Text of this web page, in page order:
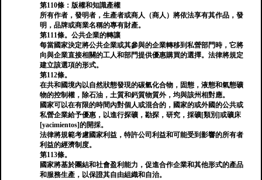
第110條：版權和知識產權
所有作者，發明者，生產者或商人（商人）將依法享有其作品，發
明，品牌或商業名稱的專有財產。
第111條。公共企業的轉讓
每當國家決定將公共企業或其參與的企業轉移到私營部門時，它將
向與企業直接相關的工人和部門提供優惠購買的選擇。法律將規定
建立該選項的形式。
第112條。
在共和國境內以自然狀態發現的碳氫化合物，固態，液態和氣態礦
物的控制權，除石油，土質和鈣質物質外，均與該州相對應。
國家可以在有限的時間內對個人或混合的，國家的或外國的公共或
私營企業給予優惠，以進行探礦，勘探，研究，採礦[類別]或礦床
[yacimientos]的開採。
法律將規範考慮國家利益，特許公司利益和可能受到影響的所有者
利益的經濟制度。
第113條。
國家將基於團結和社會盈利能力，促進合作企業和其他形式的產品
和服務生產，以保證其自由組織和自治。